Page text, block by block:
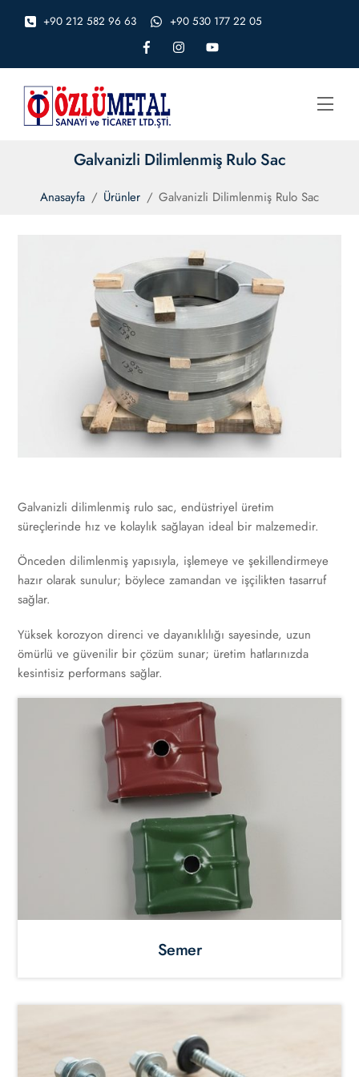
+90 212 582 96 63 +90 530 177 22 05
Galvanizli Dilimlenmiş Rulo Sac
Anasayfa / Ürünler / Galvanizli Dilimlenmiş Rulo Sac
Galvanizli dilimlenmiş rulo sac, endüstriyel üretim
süreçlerinde hız ve kolaylık sağlayan ideal bir malzemedir.
Önceden dilimlenmiş yapısıyla, işlemeye ve şekillendirmeye
hazır olarak sunulur; böylece zamandan ve işçilikten tasarruf
sağlar.
Yüksek korozyon direnci ve dayanıklılığı sayesinde, uzun
ömürlü ve güvenilir bir çözüm sunar; üretim hatlarınızda
kesintisiz performans sağlar.
Semer